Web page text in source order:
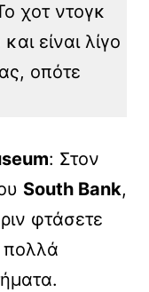
χοτ ντογκ
είναι λίγο
οπότε
: Στον
South Bank,
φτάσετε
πολλά